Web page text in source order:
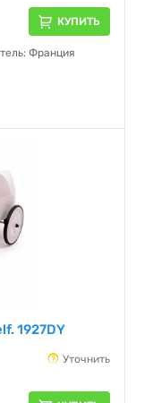
КУПИТЬ
Франция
1927DY
Уточнить